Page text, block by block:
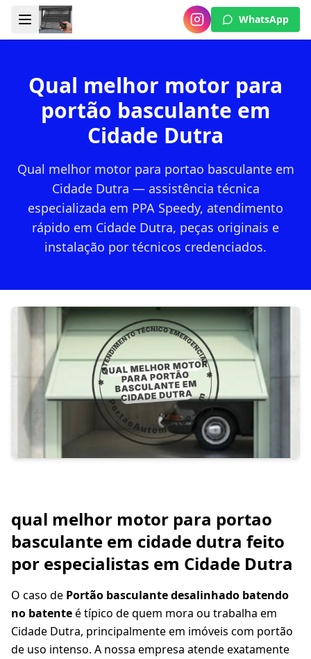
WhatsApp
Qual melhor motor para
portão basculante em
Cidade Dutra
Qual melhor motor para portao basculante em
Cidade Dutra — assistência técnica
especializada em PPA Speedy, atendimento
rápido em Cidade Dutra, peças originais e
instalação por técnicos credenciados.
qual melhor motor para portao
basculante em cidade dutra feito
por especialistas em Cidade Dutra
O caso de Portão basculante desalinhado batendo
no batenteé típico de quem mora ou trabalha em
Cidade Dutra, principalmente em imóveis com portão
de uso intenso. A nossa empresa atende exatamente